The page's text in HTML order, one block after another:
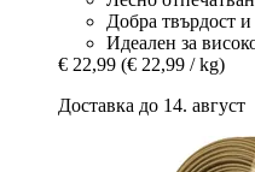
Добра твърдост и
Идеален за
€ 22,99 (€ 22,99 / kg)
Доставка до 14. август